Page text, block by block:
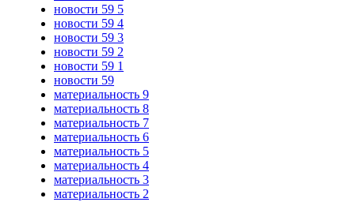
новости 59 5
новости 59 4
новости 59 3
новости 59 2
новости 59 1
новости 59
материальность 9
материальность 8
материальность 7
материальность 6
материальность 5
материальность 4
материальность 3
материальность 2